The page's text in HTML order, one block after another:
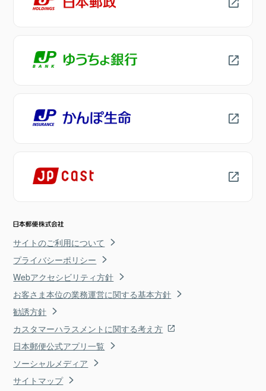
サイトのご利用について
プライバシーポリシー
Webアクセシビリティ方針
お客さま本位の業務運営に関する基本方針
勧誘方針
カスタマーハラスメントに関する考え方
日本郵便公式アプリ一覧
ソーシャルメディア
サイトマップ